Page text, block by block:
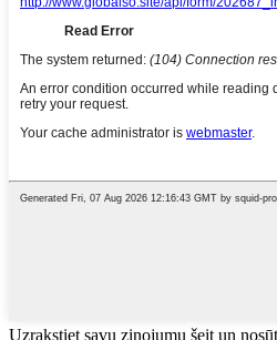
Uzrakstiet savu ziņojumu šeit un